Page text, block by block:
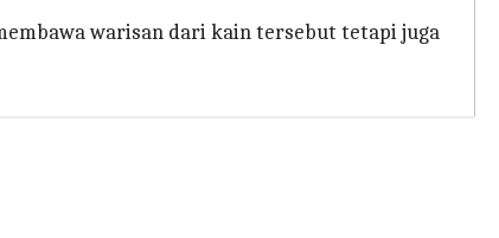
warisan dari kain tersebut tetapi juga